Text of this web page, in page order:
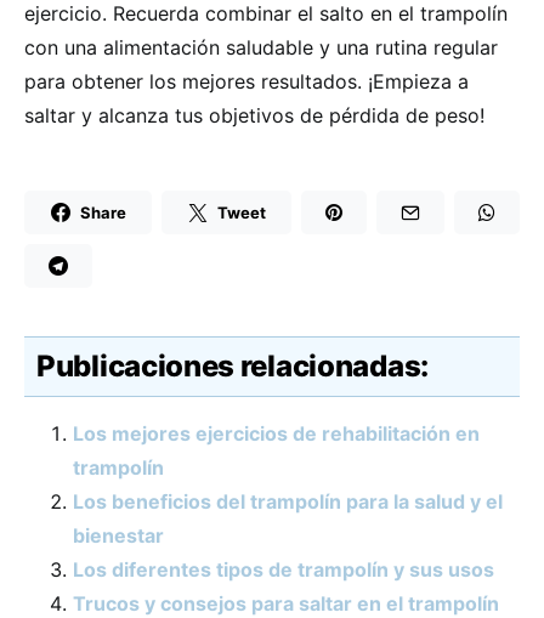
ejercicio. Recuerda combinar el salto en el trampolín
con una alimentación saludable y una rutina regular
para obtener los mejores resultados. ¡Empieza a
saltar y alcanza tus objetivos de pérdida de peso!
Share Tweet
Publicaciones relacionadas:
Los mejores ejercicios de rehabilitación en
trampolín
Los beneficios del trampolín para la salud y el
bienestar
Los diferentes tipos de trampolín y sus usos
Trucos y consejos para saltar en el trampolín